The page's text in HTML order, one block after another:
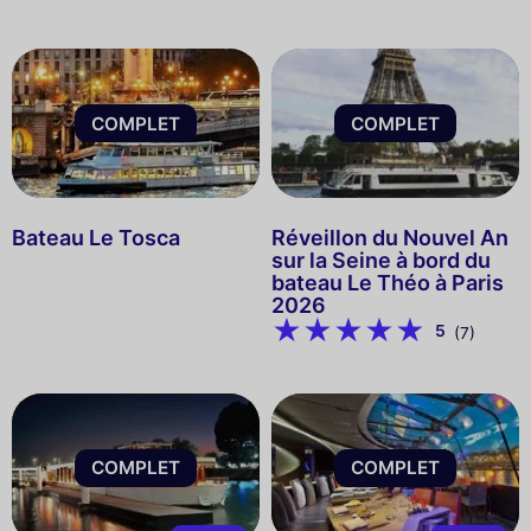
COMPLET
Bateau Le Tosca
COMPLET
Réveillon du Nouvel An
sur la Seine à bord du
bateau Le Théo à Paris
2026
5 (7)
COMPLET COMPLET